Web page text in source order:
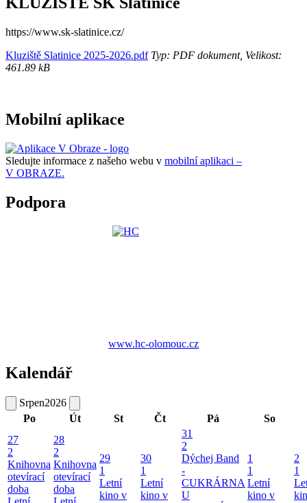
https://www.sk-slatinice.cz/
Kluziště Slatinice 2025-2026.pdfTyp: PDF dokument, Velikost:
461.89 kB
Mobilní aplikace
Sledujte informace z našeho webu v mobilní aplikaci –
V OBRAZE.
Podpora
www.hc-olomouc.cz
Kalendář
Srpen2026
Po
Út St Čt Pá
So
27
2
Knihovna
otevírací
doba
28
2
Knihovna
otevírací
doba
29
1
Letní
kino v
30
1
Letní
kino v
31
2
Dýchej Band
-
CUKRÁRNA
U
1
1
Letní
kino v
2
1